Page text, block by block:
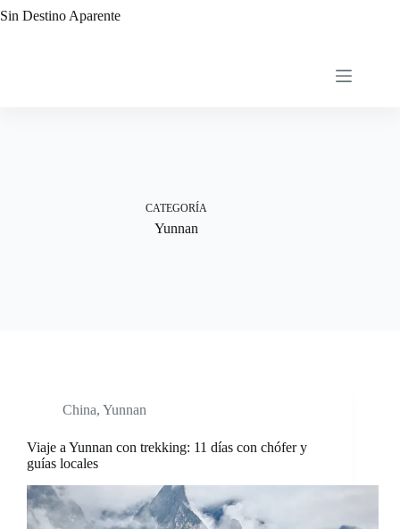
al
Sin Destino Aparente
CATEGORÍA
Yunnan
China, Yunnan
Viaje a Yunnan con trekking: 11 días con chófer y
guías locales